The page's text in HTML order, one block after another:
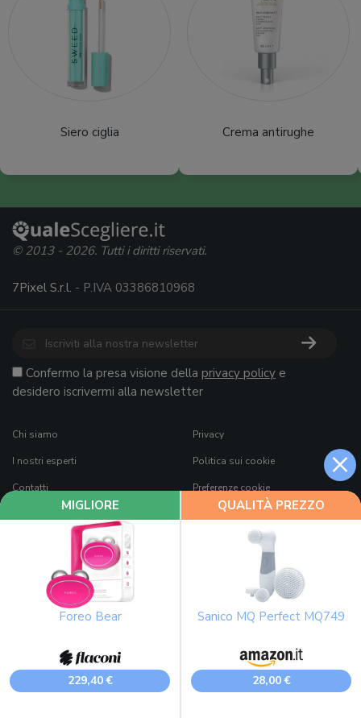
Siero ciglia Crema antirughe
×
MIGLIORE
Foreo Bear
229,40 €
QUALITÀ PREZZO
Sanico MQ Perfect MQ749
28,00 €
© 2013 - 2026. Tutti i diritti riservati.
7Pixel S.r.l. - P.IVA 03386810968
Confermo la presa visione della privacy policy e
desidero iscrivermi alla newsletter
Chi siamo
I nostri esperti
Contatti
Osservatorio
Ricerca Prodotti
Black Friday 2026
Privacy
Politica sui cookie
Preferenze cookie
Termini e condizioni di
QualeScegliere.it
Copyright e Disclaimer
Come funziona QualeScegliere.it